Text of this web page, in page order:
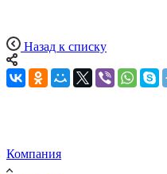
Назад к списку
Компания